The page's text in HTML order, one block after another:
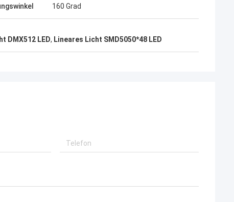
160 Grad
DMX512 LED, Lineares Licht SMD5050*48 LED